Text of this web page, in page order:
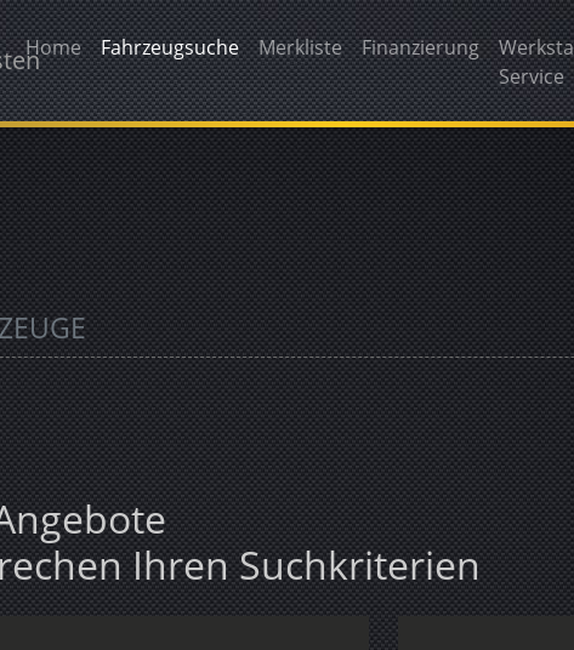
Home Fahrzeugsuche Merkliste Finanzierung
Service
Ihren Suchkriterien